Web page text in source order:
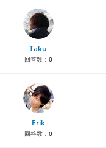
Taku
回答数： 0
Erik
回答数： 0